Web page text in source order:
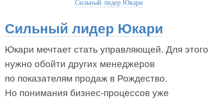
Сильный лидер Юкари
Сильный лидер Юкари
Юкари мечтает стать управляющей. Для этого
нужно обойти других менеджеров
по показателям продаж в Рождество.
Но понимания бизнес-процессов уже